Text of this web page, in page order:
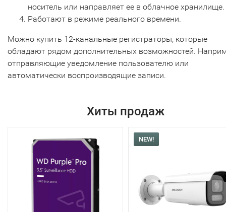
носитель или направляет ее в облачное хранилище.
Работают в режиме реального времени.
Можно купить 12-канальные регистраторы, которые
обладают рядом дополнительных возможностей.
отправляющие уведомление пользователю или
автоматически воспроизводящие записи.
Хиты продаж
NEW!